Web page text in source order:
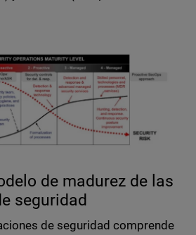
de madurez de las
seguridad
de seguridad comprende